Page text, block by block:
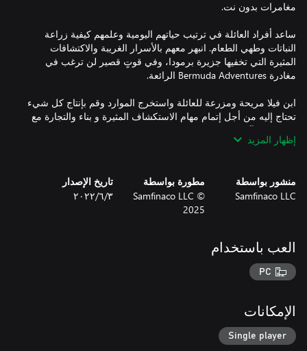
ساعد أفراد العائلة في ترتيب حياتهم اليومية وعلمهم كيفية زراعة
النباتات وطهي الطعام. انبهر معهم بالأسرار الغريبة والاكتشافات
المثيرة التي تخفيها جزيرة برمودا، وفي قوتٍ قصير لن ترغب في
ابن فيلا مريحة ومزرعة للعائلة واستخرج الموارد وقم بإنتاج كل شيء
تحتاج إليه من أجل إتمام مهام الاستكشاف المثيرة و بناء والتجارة مع
المقيمين الآخرين في مثلث برمودا. يمكنك تربية الحيوانات وحصد
المختلفة وطهي الطعام لعائلتك والتجارة مع جيرانك حتى تتحول جزيرة
مزرعه محاكاة ، وكن المستكشف الذي تنتظره هذه الجزيرة المزرعة.
https://belka-games.com/privacy/
إظهار المزيد
منشور بواسطة
Samfinaco LLC
مطورة بواسطة
©️ Samfinaco LLC
2025
تاريخ الإصدار
٣‏/٦‏/٢٠٢٢
العب باستخدام
PC
الإمكانات
Single player